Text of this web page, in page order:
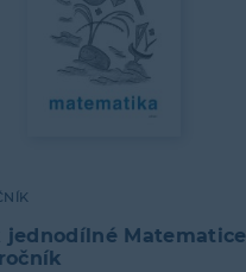
jednodílné Matematice